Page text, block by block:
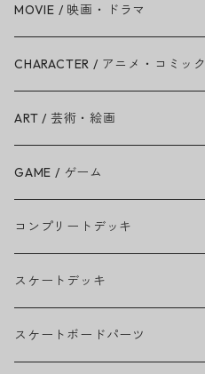
Amy Winehouse
Ariana Grande
BAD RELIGION
BEASTIE BOYS
THE BEATLES
BILLIE EILISH
BOB MARLEY
MOVIE / 映画・ドラマ
CHARACTER / アニメ・コミック
ART / 芸術・絵画
GAME / ゲーム
コンプリートデッキ
スケートデッキ
スケートボードパーツ